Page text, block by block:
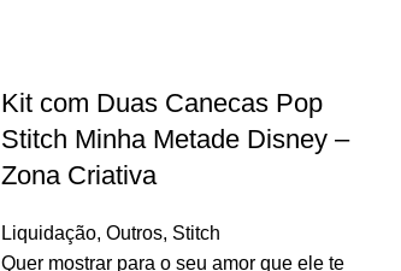
Kit com Duas Canecas Pop
Stitch Minha Metade Disney –
Zona Criativa
Liquidação, Outros, Stitch
Quer mostrar para o seu amor que ele te